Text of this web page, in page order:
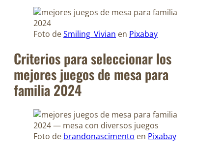
Foto deSmiling_Vivian en Pixabay
Criterios para seleccionar los
mejores juegos de mesa para
familia 2024
Foto de brandonascimento en Pixabay